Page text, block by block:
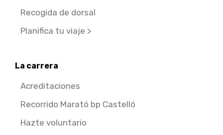
Recogida de dorsal
Planifica tu viaje >
La carrera
Acreditaciones
Recorrido Marató bp Castelló
Hazte voluntario